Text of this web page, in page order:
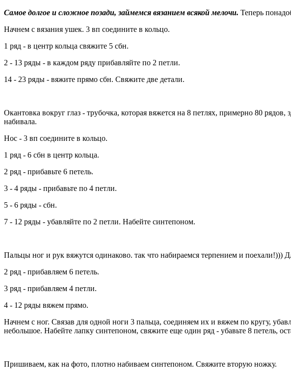
Самое долгое и сложное позади, займемся вязанием всякой мелочи. Теперь
Начнем с вязания ушек. 3 вп соедините в кольцо.
1 ряд - в центр кольца свяжите 5 сбн.
2 - 13 ряды - в каждом ряду прибавляйте по 2 петли.
14 - 23 ряды - вяжите прямо сбн. Свяжите две детали.
Окантовка вокруг глаз - трубочка, которая вяжется на 8 петлях, примерно 80
набивала.
Нос - 3 вп соедините в кольцо.
1 ряд - 6 сбн в центр кольца.
2 ряд - прибавьте 6 петель.
3 - 4 ряды - прибавьте по 4 петли.
5 - 6 ряды - сбн.
7 - 12 ряды - убавляйте по 2 петли. Набейте синтепоном.
Пальцы ног и рук вяжутся одинаково. так что набираемся терпением и поехали!)))
2 ряд - прибавляем 6 петель.
3 ряд - прибавляем 4 петли.
4 - 12 ряды вяжем прямо.
Начнем с ног. Связав для одной ноги 3 пальца, соединяем их и вяжем по кругу,
небольшое. Набейте лапку синтепоном, свяжите еще один ряд - убавьте 8 петель,
Пришиваем, как на фото, плотно набиваем синтепоном. Свяжите вторую ножку.